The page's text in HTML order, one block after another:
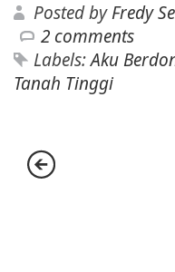
Posted byFredy
2 comments
Labels:Aku
Tanah Tinggi